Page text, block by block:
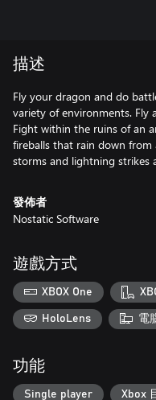
描述
Fly your dragon and do
variety of environments. Fly
Fight within the ruins of an
fireballs that rain down
storms and lightning strikes
發佈者
Nostatic Software
遊戲方式
XBOX One
HoloLens 電
功能
Single player Xbox